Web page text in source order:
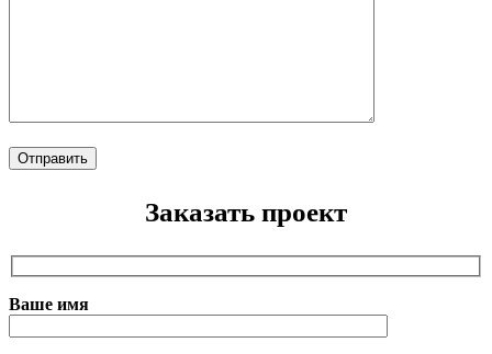
Заказать проект
Ваше имя